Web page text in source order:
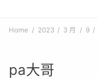
Home 2023 3 月 9
pa大哥